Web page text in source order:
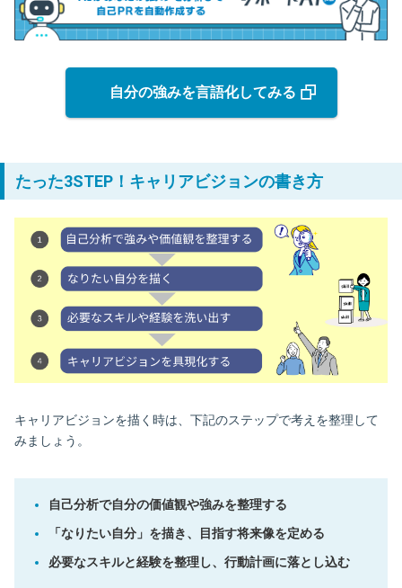
自分の強みを言語化してみる
たった3STEP！キャリアビジョンの書き方
キャリアビジョンを描く時は、下記のステップで考えを整理して
みましょう。
自己分析で自分の価値観や強みを整理する
「なりたい自分」を描き、目指す将来像を定める
必要なスキルと経験を整理し、行動計画に落とし込む